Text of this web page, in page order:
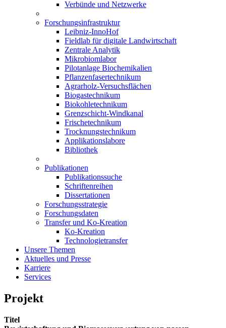
Verbünde und Netzwerke
Forschungsinfrastruktur
Leibniz-InnoHof
Fieldlab für digitale Landwirtschaft
Zentrale Analytik
Mikrobiomlabor
Pilotanlage Biochemikalien
Pflanzenfasertechnikum
Agrarholz-Versuchsflächen
Biogastechnikum
Biokohletechnikum
Grenzschicht-Windkanal
Frischetechnikum
Trocknungstechnikum
Applikationslabore
Bibliothek
Publikationen
Publikationssuche
Schriftenreihen
Dissertationen
Forschungsstrategie
Forschungsdaten
Transfer und Ko-Kreation
Ko-Kreation
Technologietransfer
Unsere Themen
Aktuelles und Presse
Karriere
Services
Projekt
Titel